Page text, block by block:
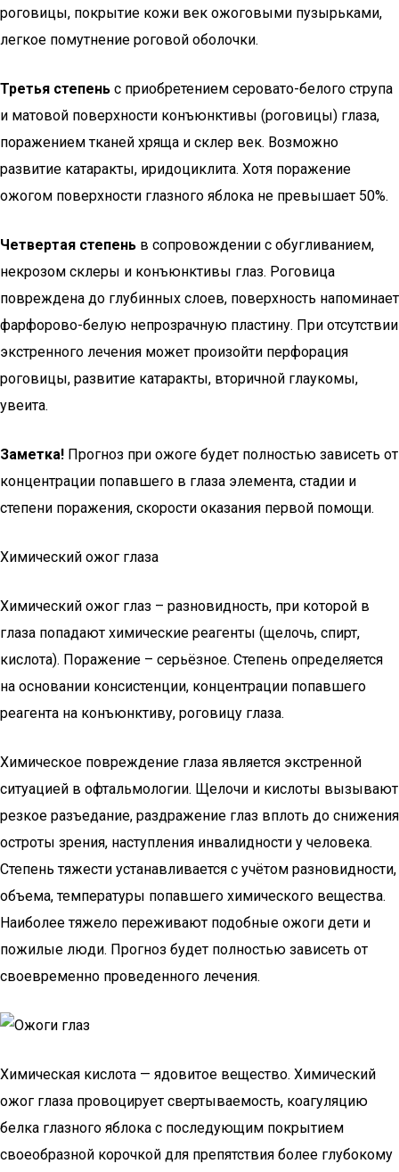
роговицы, покрытие кожи век ожоговыми пузырьками,
легкое помутнение роговой оболочки.
Третья степень с приобретением серовато-белого струпа
и матовой поверхности конъюнктивы (роговицы) глаза,
поражением тканей хряща и склер век. Возможно
развитие катаракты, иридоциклита. Хотя поражение
ожогом поверхности глазного яблока не превышает 50%.
Четвертая степень в сопровождении с обугливанием,
некрозом склеры и конъюнктивы глаз. Роговица
повреждена до глубинных слоев, поверхность напоминает
фарфорово-белую непрозрачную пластину. При отсутствии
экстренного лечения может произойти перфорация
роговицы, развитие катаракты, вторичной глаукомы,
увеита.
Заметка! Прогноз при ожоге будет полностью зависеть от
концентрации попавшего в глаза элемента, стадии и
степени поражения, скорости оказания первой помощи.
Химический ожог глаза
Химический ожог глаз – разновидность, при которой в
глаза попадают химические реагенты (щелочь, спирт,
кислота). Поражение – серьёзное. Степень определяется
на основании консистенции, концентрации попавшего
реагента на конъюнктиву, роговицу глаза.
Химическое повреждение глаза является экстренной
ситуацией в офтальмологии. Щелочи и кислоты вызывают
резкое разъедание, раздражение глаз вплоть до снижения
остроты зрения, наступления инвалидности у человека.
Степень тяжести устанавливается с учётом разновидности,
объема, температуры попавшего химического вещества.
Наиболее тяжело переживают подобные ожоги дети и
пожилые люди. Прогноз будет полностью зависеть от
своевременно проведенного лечения.
Химическая кислота — ядовитое вещество. Химический
ожог глаза провоцирует свертываемость, коагуляцию
белка глазного яблока с последующим покрытием
своеобразной корочкой для препятствия более глубокому